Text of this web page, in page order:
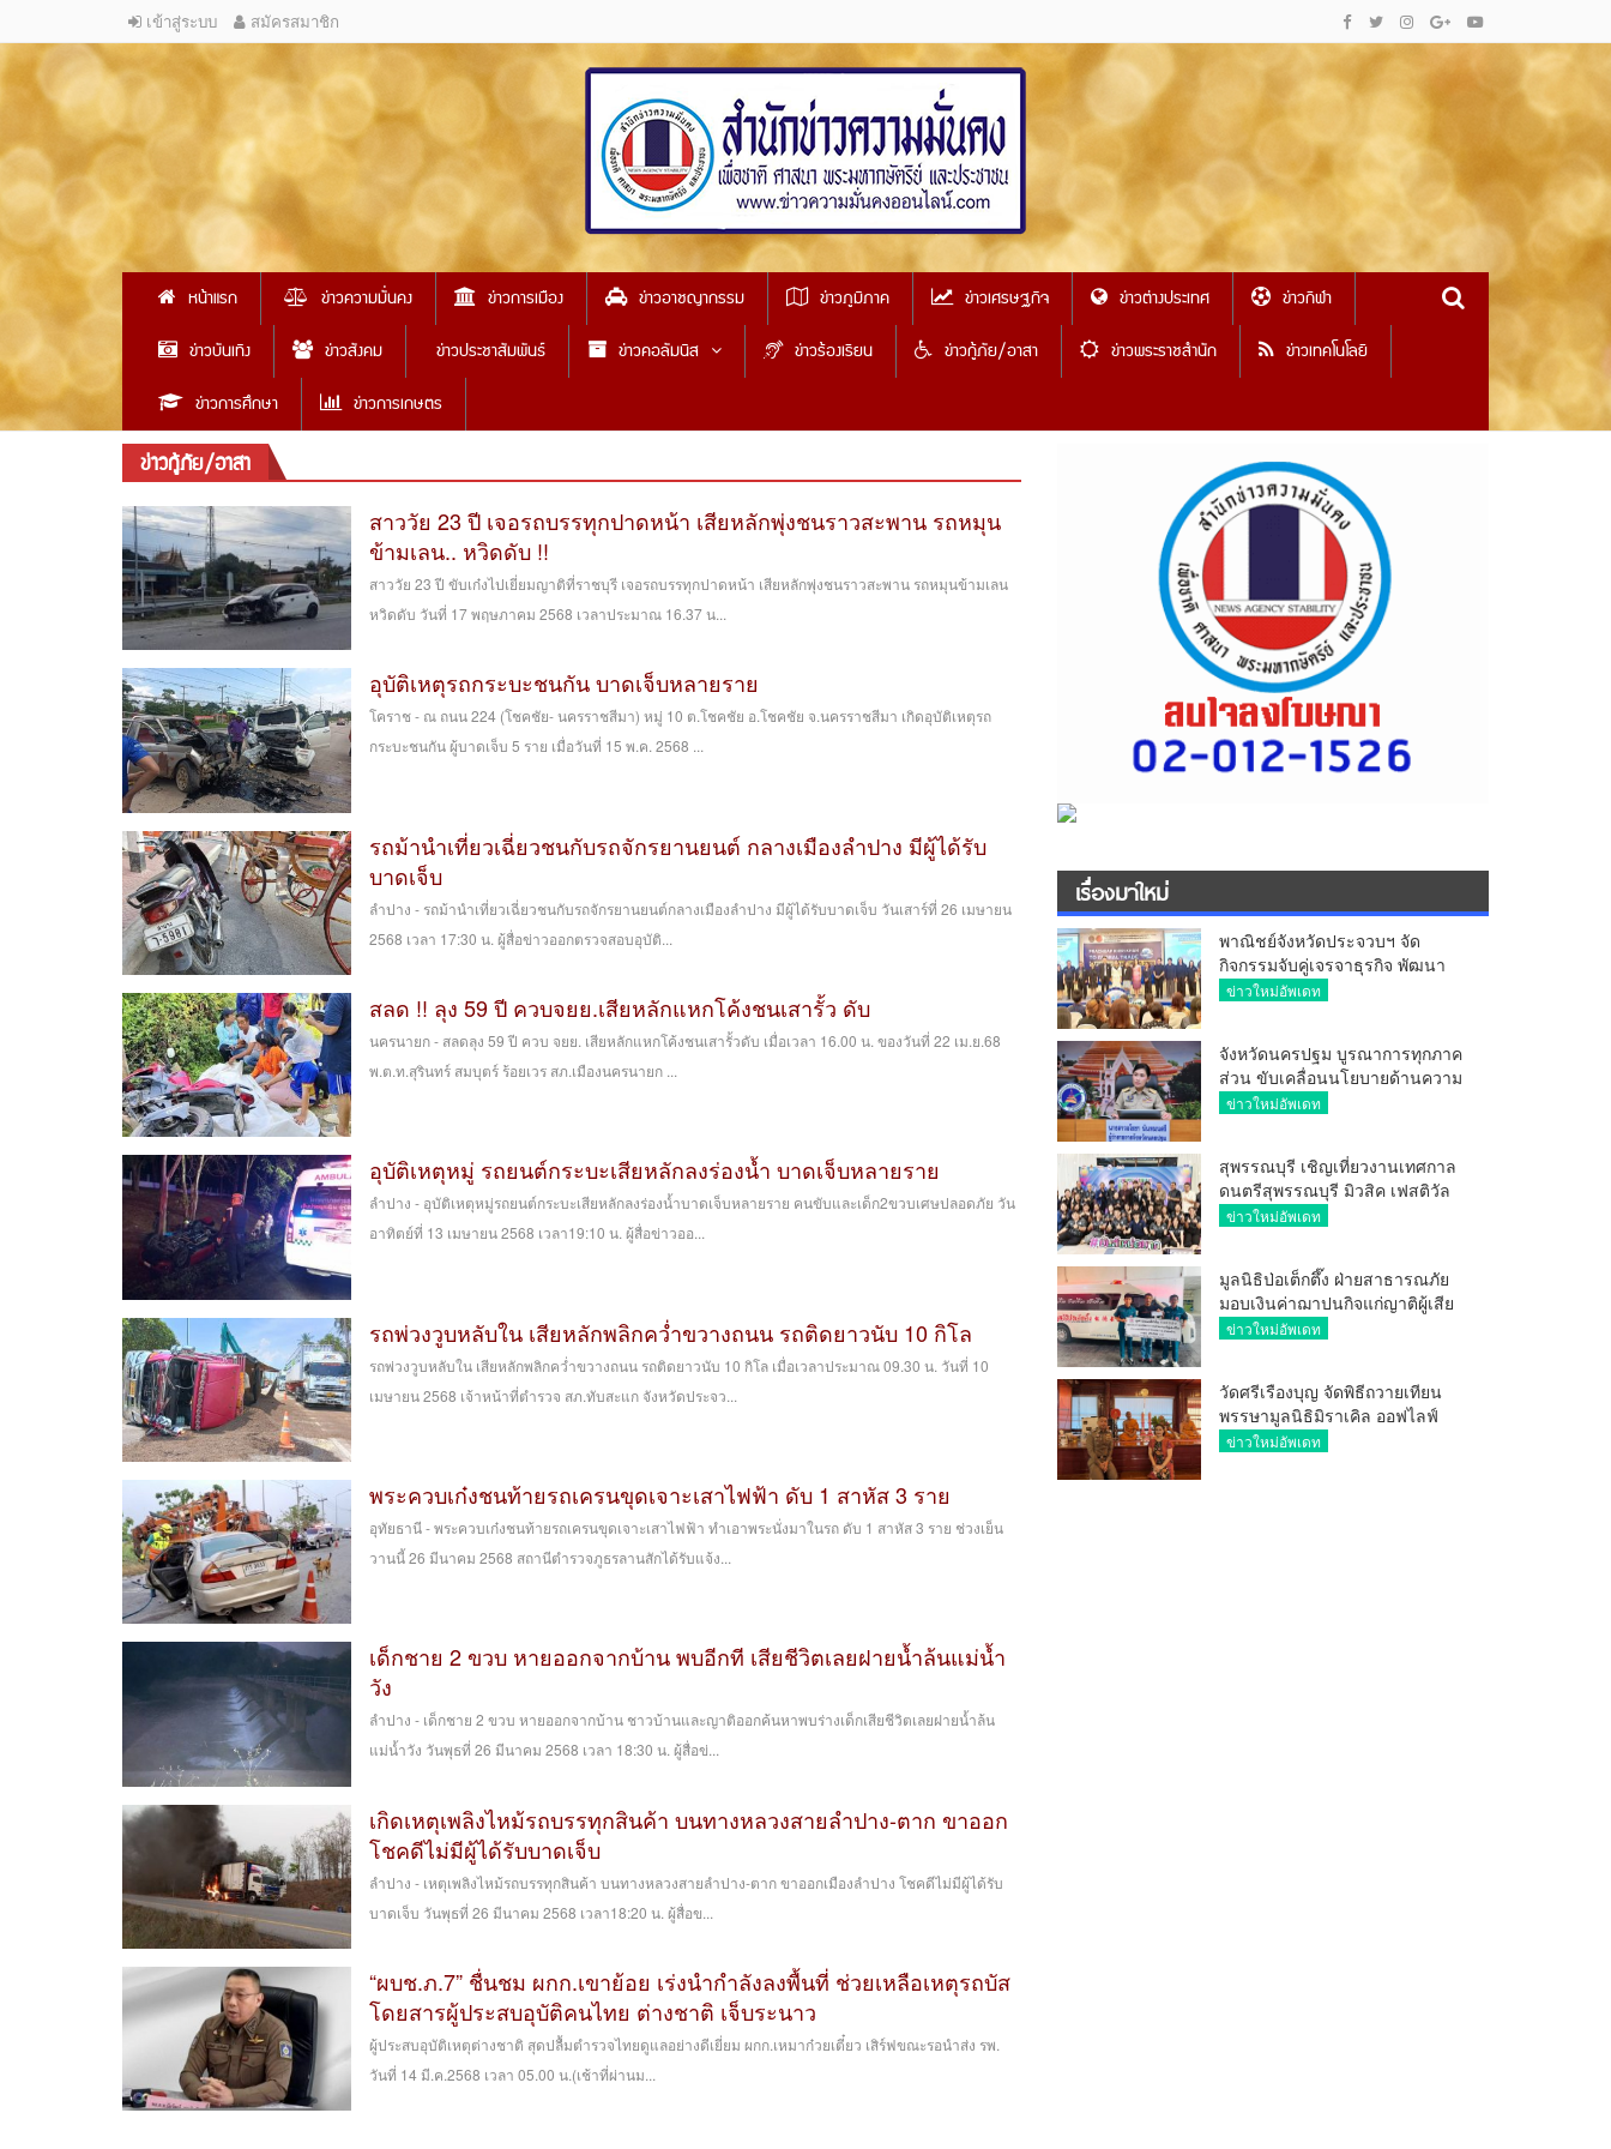
เข้าสู่ระบบ สมัครสมาชิก
หน้าแรก ข่าวความมั่นคง ข่าวการเมือง ข่าวอาชญากรรม ข่าวภูมิภาค ข่าวเศรษฐกิจ ข่าวต่างประเทศ
ข่าวกีฬา
ข่าวบันเทิง
ข่าวสังคม ข่าวประชาสัมพันธ์ ข่าวคอลัมนิส ข่าวร้องเรียน ข่าวกู้ภัย/อาสา ข่าวพระราชสำนัก
ข่าวเทคโนโลยี
ข่าวการศึกษา
ข่าวการเกษตร
ข่าวกู้ภัย/อาสา
สาววัย 23 ปี เจอรถบรรทุกปาดหน้า เสียหลักพุ่งชนราวสะพาน รถหมุน
ข้ามเลน.. หวิดดับ !!
สาววัย 23 ปี ขับเก๋งไปเยี่ยมญาติที่ราชบุรี เจอรถบรรทุกปาดหน้า เสียหลักพุ่งชนราวสะพาน รถหมุนข้ามเลน
หวิดดับ วันที่ 17 พฤษภาคม 2568 เวลาประมาณ 16.37 น...
อุบัติเหตุรถกระบะชนกัน บาดเจ็บหลายราย
โคราช - ณ ถนน 224 (โชคชัย- นครราชสีมา) หมู่ 10 ต.โชคชัย อ.โชคชัย จ.นครราชสีมา เกิดอุบัติเหตุรถ
กระบะชนกัน ผู้บาดเจ็บ 5 ราย เมื่อวันที่ 15 พ.ค. 2568 ...
รถม้านำเที่ยวเฉี่ยวชนกับรถจักรยานยนต์ กลางเมืองลำปาง มีผู้ได้รับ
บาดเจ็บ
ลำปาง - รถม้านำเที่ยวเฉี่ยวชนกับรถจักรยานยนต์กลางเมืองลำปาง มีผู้ได้รับบาดเจ็บ วันเสาร์ที่ 26 เมษายน
2568 เวลา 17:30 น. ผู้สื่อข่าวออกตรวจสอบอุบัติ...
สลด !! ลุง 59 ปี ควบจยย.เสียหลักแหกโค้งชนเสารั้ว ดับ
นครนายก - สลดลุง 59 ปี ควบ จยย. เสียหลักแหกโค้งชนเสารั้วดับ เมื่อเวลา 16.00 น. ของวันที่ 22 เม.ย.68
พ.ต.ท.สุรินทร์ สมบุตร์ ร้อยเวร สภ.เมืองนครนายก ...
อุบัติเหตุหมู่ รถยนต์กระบะเสียหลักลงร่องน้ำ บาดเจ็บหลายราย
ลำปาง - อุบัติเหตุหมู่รถยนต์กระบะเสียหลักลงร่องน้ำบาดเจ็บหลายราย คนขับและเด็ก2ขวบเศษปลอดภัย วัน
อาทิตย์ที่ 13 เมษายน 2568 เวลา19:10 น. ผู้สื่อข่าวออ...
รถพ่วงวูบหลับใน เสียหลักพลิกคว่ำขวางถนน รถติดยาวนับ 10 กิโล
รถพ่วงวูบหลับใน เสียหลักพลิกคว่ำขวางถนน รถติดยาวนับ 10 กิโล เมื่อเวลาประมาณ 09.30 น. วันที่ 10
เมษายน 2568 เจ้าหน้าที่ตำรวจ สภ.ทับสะแก จังหวัดประจว...
พระควบเก๋งชนท้ายรถเครนขุดเจาะเสาไฟฟ้า ดับ 1 สาหัส 3 ราย
อุทัยธานี - พระควบเก๋งชนท้ายรถเครนขุดเจาะเสาไฟฟ้า ทำเอาพระนั่งมาในรถ ดับ 1 สาหัส 3 ราย ช่วงเย็น
วานนี้ 26 มีนาคม 2568 สถานีตำรวจภูธรลานสักได้รับแจ้ง...
เด็กชาย 2 ขวบ หายออกจากบ้าน พบอีกที เสียชีวิตเลยฝายน้ำล้นแม่น้ำ
วัง
ลำปาง - เด็กชาย 2 ขวบ หายออกจากบ้าน ชาวบ้านและญาติออกค้นหาพบร่างเด็กเสียชีวิตเลยฝายน้ำล้น
แม่น้ำวัง วันพุธที่ 26 มีนาคม 2568 เวลา 18:30 น. ผู้สื่อข่...
เกิดเหตุเพลิงไหม้รถบรรทุกสินค้า บนทางหลวงสายลำปาง-ตาก ขาออก
โชคดีไม่มีผู้ได้รับบาดเจ็บ
ลำปาง - เหตุเพลิงไหม้รถบรรทุกสินค้า บนทางหลวงสายลำปาง-ตาก ขาออกเมืองลำปาง โชคดีไม่มีผู้ได้รับ
บาดเจ็บ วันพุธที่ 26 มีนาคม 2568 เวลา18:20 น. ผู้สื่อข...
“ผบช.ภ.7” ชื่นชม ผกก.เขาย้อย เร่งนำกำลังลงพื้นที่ ช่วยเหลือเหตุรถบัส
โดยสารผู้ประสบอุบัติคนไทย ต่างชาติ เจ็บระนาว
ผู้ประสบอุบัติเหตุต่างชาติ สุดปลื้มตำรวจไทยดูแลอย่างดีเยี่ยม ผกก.เหมาก๋วยเตี๋ยว เสิร์ฟขณะรอนำส่ง รพ.
วันที่ 14 มี.ค.2568 เวลา 05.00 น.(เช้าที่ผ่านม...
เรื่องมาใหม่
พาณิชย์จังหวัดประจวบฯ จัด
กิจกรรมจับคู่เจรจาธุรกิจ พัฒนา
ศักยภาพ ผู้ประกอบการ ขยายช่อง
ข่าวใหม่อัพเดท
จังหวัดนครปฐม บูรณาการทุกภาค
ส่วน ขับเคลื่อนนโยบายด้านความ
มั่นคง ยกระดับการป้องกัน
ข่าวใหม่อัพเดท
สุพรรณบุรี เชิญเที่ยวงานเทศกาล
ดนตรีสุพรรณบุรี มิวสิค เฟสติวัล
มันส์ เหน่อมาก
ข่าวใหม่อัพเดท
มูลนิธิป่อเต็กตึ๊ง ฝ่ายสาธารณภัย
มอบเงินค่าฌาปนกิจแก่ญาติผู้เสีย
ชีวิต จากเหตุเพลิงไหม้ โรงเบียร์ ณ
ข่าวใหม่อัพเดท
วัดศรีเรืองบุญ จัดพิธีถวายเทียน
พรรษามูลนิธิมิราเคิล ออฟไลฟ์
ประจำปี 2569 พล.ต.ต.ศิริวัฒน์
ข่าวใหม่อัพเดท